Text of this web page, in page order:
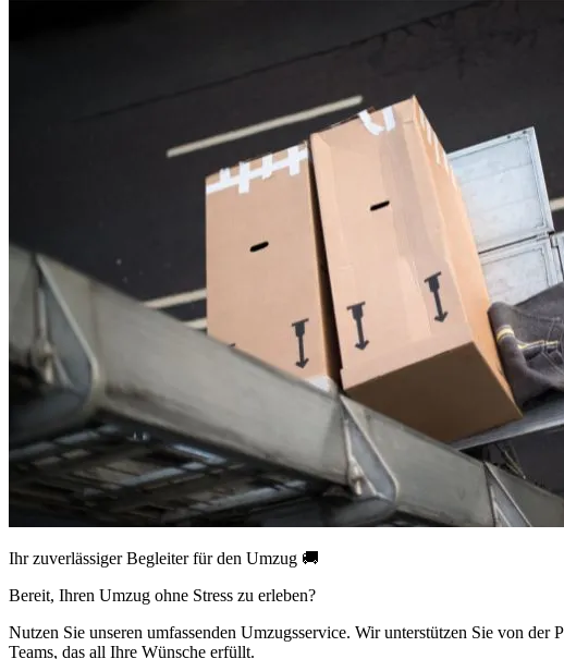
Ihr zuverlässiger Begleiter für den Umzug 🚚
Bereit, Ihren Umzug ohne Stress zu erleben?
Nutzen Sie unseren umfassenden Umzugsservice. Wir unterstützen Sie von
Teams, das all Ihre Wünsche erfüllt.